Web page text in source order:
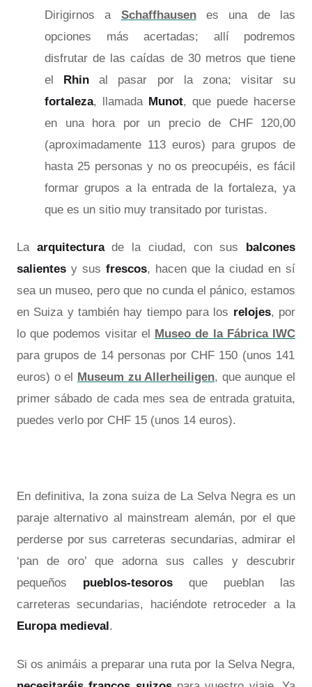
Dirigirnos a Schaffhausenes una de las
opciones más acertadas; allí podremos
disfrutar de las caídas de 30 metros que tiene
el Rhin al pasar por la zona; visitar su
fortaleza, llamada Munot, que puede hacerse
en una hora por un precio de CHF 120,00
(aproximadamente 113 euros) para grupos de
hasta 25 personas y no os preocupéis, es fácil
formar grupos a la entrada de la fortaleza, ya
que es un sitio muy transitado por turistas.
La arquitecturade la ciudad, con sus
balcones
salientes y sus frescos, hacen que la ciudad en sí
sea un museo, pero que no cunda el pánico, estamos
en Suiza y también hay tiempo para los relojes, por
lo que podemos visitar el
Museo de la Fábrica IWC
para grupos de 14 personas por CHF 150 (unos 141
euros) o el
Museum zu Allerheiligen, que aunque el
primer sábado de cada mes sea de entrada gratuita,
puedes verlo por CHF 15 (unos 14 euros).
En definitiva, la zona suiza de La Selva Negra es un
paraje alternativo al mainstream alemán, por el que
perderse por sus carreteras secundarias, admirar el
‘pan de oro’ que adorna sus calles y descubrir
pequeños pueblos-tesoros que pueblan las
carreteras secundarias, haciéndote retroceder a la
Europa medieval.
Si os animáis a preparar una ruta por la Selva Negra,